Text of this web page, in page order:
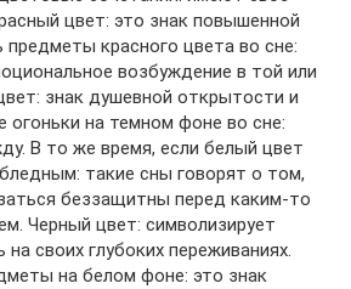
цвет: это знак повышенной
предметы красного цвета во сне:
возбуждение в той или
знак душевной открытости и
огоньки на темном фоне во сне:
В то же время, если белый цвет
такие сны говорят о том,
беззащитны перед каким-то
Черный цвет: символизирует
своих глубоких переживаниях.
на белом фоне: это знак